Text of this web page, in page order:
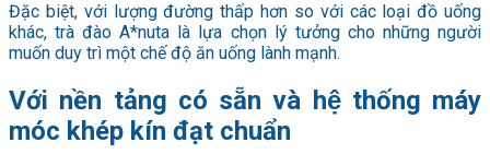
Đặc biệt, với lượng đường thấp hơn so với các loại đồ uống
khác, trà đào A*nuta là lựa chọn lý tưởng cho những người
muốn duy trì một chế độ ăn uống lành mạnh.
Với nền tảng có sẵn và hệ thống máy
móc khép kín đạt chuẩn